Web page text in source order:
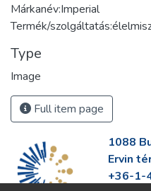
Márkanév:Imperial
Termék/
Type
Image
Full item page
1088
Ervin
+36-1-